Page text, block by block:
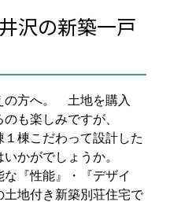
沢の新築一戸
の方へ。 土地を購入
も楽しみですが、
棟こだわって設計した
かがでしょうか。
『性能』・『デザイ
土地付き新築別荘住宅で